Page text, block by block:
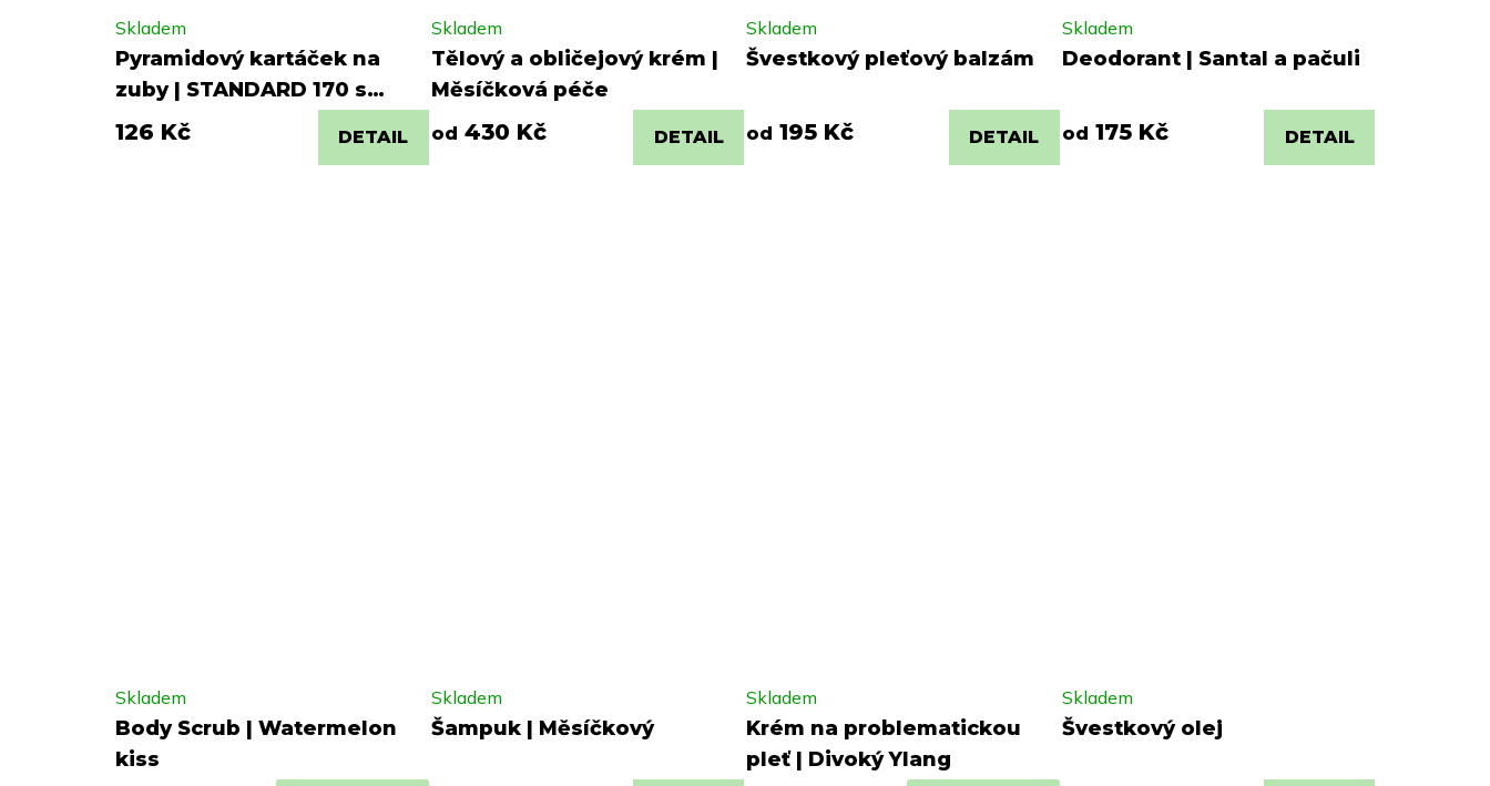
Pyramidový kartáček na
zuby | STANDARD 170 s
dvěma pyramidami
Skladem
126 Kč DETAIL
Tělový a obličejový krém |
Měsíčková péče
Skladem
od 430 Kč DETAIL
Švestkový pleťový balzám
Skladem
od 195 Kč DETAIL
Deodorant | Santal a pačuli
Skladem
od 175 Kč DETAIL
Body Scrub | Watermelon
kiss
Skladem
Šampuk | Měsíčkový
Skladem
Krém na problematickou
pleť | Divoký Ylang
Skladem
Švestkový olej
Skladem